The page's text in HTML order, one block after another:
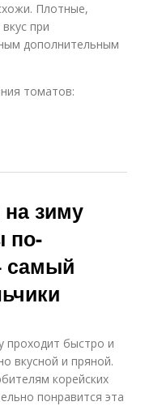
Плотные,
при
дополнительным
томатов:
зиму
по-
самый
проходит быстро и
вкусной и пряной.
корейских
понравится эта